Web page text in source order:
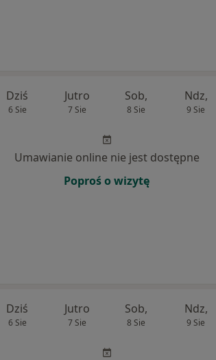
Dziś
6 Sie
Jutro
7 Sie
Sob,
8 Sie
Ndz,
9 Sie
Umawianie online nie jest dostępne
Poproś o wizytę
Dziś
6 Sie
Jutro
7 Sie
Sob,
8 Sie
Ndz,
9 Sie